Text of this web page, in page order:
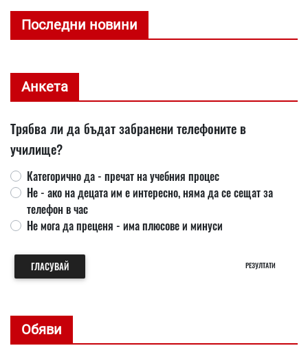
Последни новини
Анкета
Трябва ли да бъдат забранени телефоните в
училище?
Категорично да - пречат на учебния процес
Не - ако на децата им е интересно, няма да се сещат за
телефон в час
Не мога да преценя - има плюсове и минуси
ГЛАСУВАЙ РЕЗУЛТАТИ
Обяви